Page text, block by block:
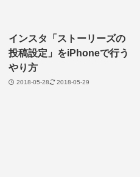
インスタ「ストーリーズの
投稿設定」をiPhoneで行う
やり方
2018-05-28 2018-05-29